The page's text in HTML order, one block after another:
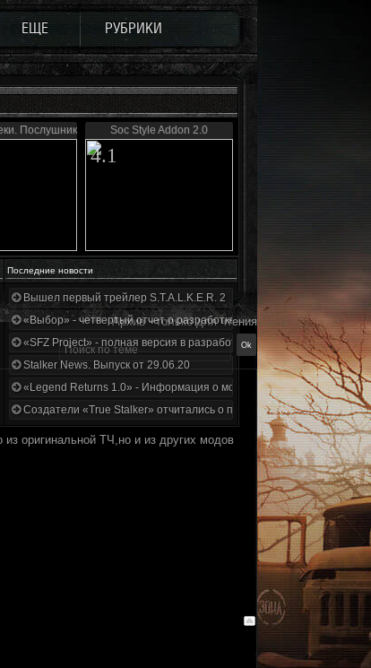
ЕЩЕ РУБРИКИ
Послушник Soc Style Addon 2.0
4.1
Последние новости
1.3.5.ООП.МА.К.
Вышел первый трейлер S.T.A.L.K.E.R. 2
«Выбор» - четвертый отчет о разработке!
«SFZ Project» - полная версия в разработке!
Stalker News. Выпуск от 29.06.20
«Legend Returns 1.0» - Информация о моде за июнь 2020
Создатели «True Stalker» отчитались о проделанной работе
Архив - только для чтения
оригинальной ТЧ,но и из других модов